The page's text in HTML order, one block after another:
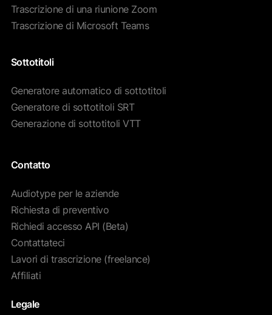
Trascrizione di una riunione Zoom
Trascrizione di Microsoft Teams
Sottotitoli
Generatore automatico di sottotitoli
Generatore di sottotitoli SRT
Generazione di sottotitoli VTT
Contatto
Audiotype per le aziende
Richiesta di preventivo
Richiedi accesso API (Beta)
Contattateci
Lavori di trascrizione (freelance)
Affiliati
Legale